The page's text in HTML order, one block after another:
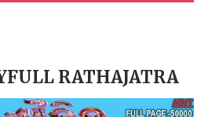
RATHAJATRA